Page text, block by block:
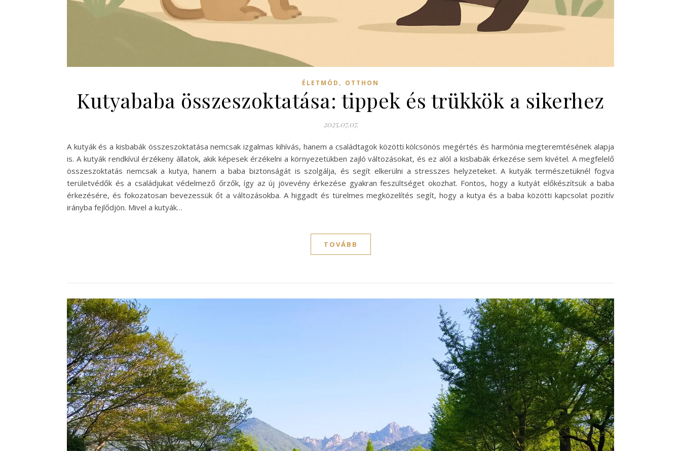
ÉLETMÓD , OTTHON
Kutyababa összeszoktatása: tippek és trükkök a sikerhez
2025.07.07.
A kutyák és a kisbabák összeszoktatása nemcsak izgalmas kihívás, hanem a családtagok közötti kölcsönös megértés és harmónia megteremtésének alapja
is. A kutyák rendkívül érzékeny állatok, akik képesek érzékelni a környezetükben zajló változásokat, és ez alól a kisbabák érkezése sem kivétel. A megfelelő
összeszoktatás nemcsak a kutya, hanem a baba biztonságát is szolgálja, és segít elkerülni a stresszes helyzeteket. A kutyák természetüknél fogva
területvédők és a családjukat védelmező őrzők, így az új jövevény érkezése gyakran feszültséget okozhat. Fontos, hogy a kutyát előkészítsük a baba
érkezésére, és fokozatosan bevezessük őt a változásokba. A higgadt és türelmes megközelítés segít, hogy a kutya és a baba közötti kapcsolat pozitív
irányba fejlődjön. Mivel a kutyák…
TOVÁBB